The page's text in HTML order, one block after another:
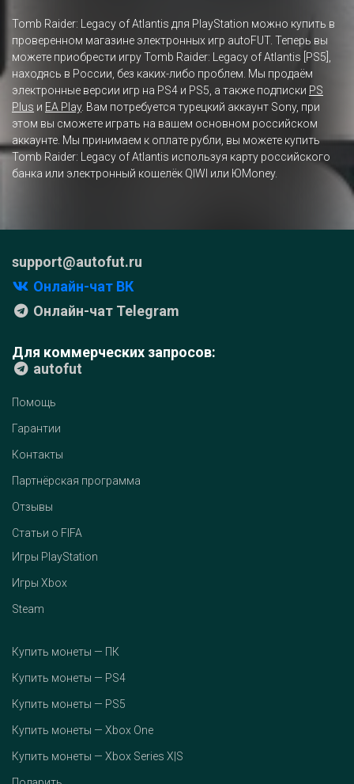
Tomb Raider: Legacy of Atlantis для PlayStation можно купить в
проверенном магазине электронных игр autoFUT. Теперь вы
можете приобрести игру Tomb Raider: Legacy of Atlantis [PS5],
находясь в России, без каких-либо проблем. Мы продаём
электронные версии игр на PS4 и PS5, а также подписки PS
Plus и EA Play. Вам потребуется турецкий аккаунт Sony, при
этом вы сможете играть на вашем основном российском
аккаунте. Мы принимаем к оплате рубли, вы можете купить
Tomb Raider: Legacy of Atlantis используя карту российского
банка или электронный кошелёк QIWI или ЮMoney.
support@autofut.ru
Онлайн-чат ВК
Онлайн-чат Telegram
Для коммерческих запросов:
autofut
Помощь
Гарантии
Контакты
Партнёрская программа
Отзывы
Статьи о FIFA
Игры PlayStation
Игры Xbox
Steam
Купить монеты — ПК
Купить монеты — PS4
Купить монеты — PS5
Купить монеты — Xbox One
Купить монеты — Xbox Series X|S